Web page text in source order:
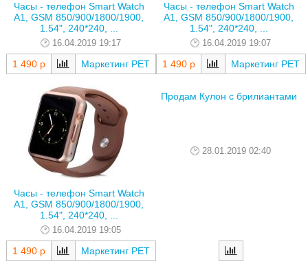
Часы - телефон Smart Watch
A1, GSM 850/900/1800/1900,
1.54", 240*240, ...
16.04.2019 19:17
1 490 р Маркетинг РЕТ
Часы - телефон Smart Watch
A1, GSM 850/900/1800/1900,
1.54", 240*240, ...
16.04.2019 19:07
1 490 р Маркетинг РЕТ
Часы - телефон Smart Watch
A1, GSM 850/900/1800/1900,
1.54", 240*240, ...
16.04.2019 19:05
1 490 р Маркетинг РЕТ
Продам Кулон с брилиантами
28.01.2019 02:40